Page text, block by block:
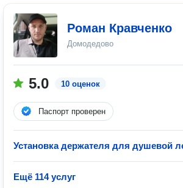
Роман Кравченко
Домодедово
5.0 10 оценок
Паспорт проверен
Установка держателя для душевой
Ещё 114 услуг